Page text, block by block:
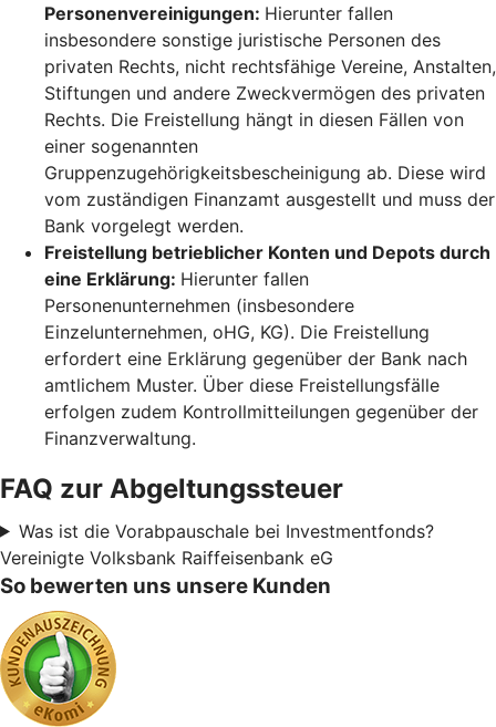
Personenvereinigungen: Hierunter fallen
insbesondere sonstige juristische Personen des
privaten Rechts, nicht rechtsfähige Vereine, Anstalten,
Stiftungen und andere Zweckvermögen des privaten
Rechts. Die Freistellung hängt in diesen Fällen von
einer sogenannten
Gruppenzugehörigkeitsbescheinigung ab. Diese wird
vom zuständigen Finanzamt ausgestellt und muss der
Bank vorgelegt werden.
Freistellung betrieblicher Konten und Depots durch
eine Erklärung: Hierunter fallen
Personenunternehmen (insbesondere
Einzelunternehmen, oHG, KG). Die Freistellung
erfordert eine Erklärung gegenüber der Bank nach
amtlichem Muster. Über diese Freistellungsfälle
erfolgen zudem Kontrollmitteilungen gegenüber der
Finanzverwaltung.
FAQ zur Abgeltungssteuer
Was ist die Vorabpauschale bei Investmentfonds?
Vereinigte Volksbank Raiffeisenbank eG
So bewerten uns unsere Kunden